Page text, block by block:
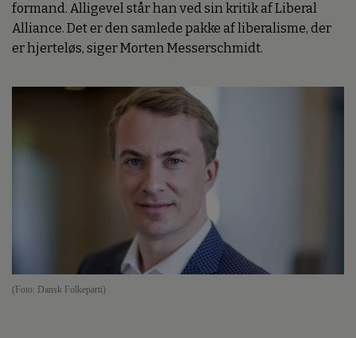
formand. Alligevel står han ved sin kritik af Liberal
Alliance. Det er den samlede pakke af liberalisme, der
er hjerteløs, siger Morten Messerschmidt.
(Foto: Dansk Folkeparti)